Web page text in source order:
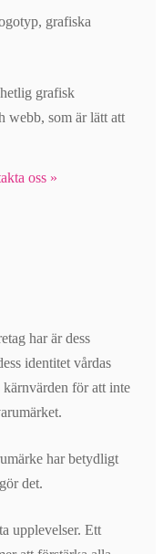
grafiska
grafisk
webb, som är lätt att
oss »
har är dess
identitet vårdas
för att inte
har betydligt
det.
upplevelser. Ett